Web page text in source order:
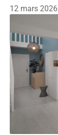
12 mars 2026